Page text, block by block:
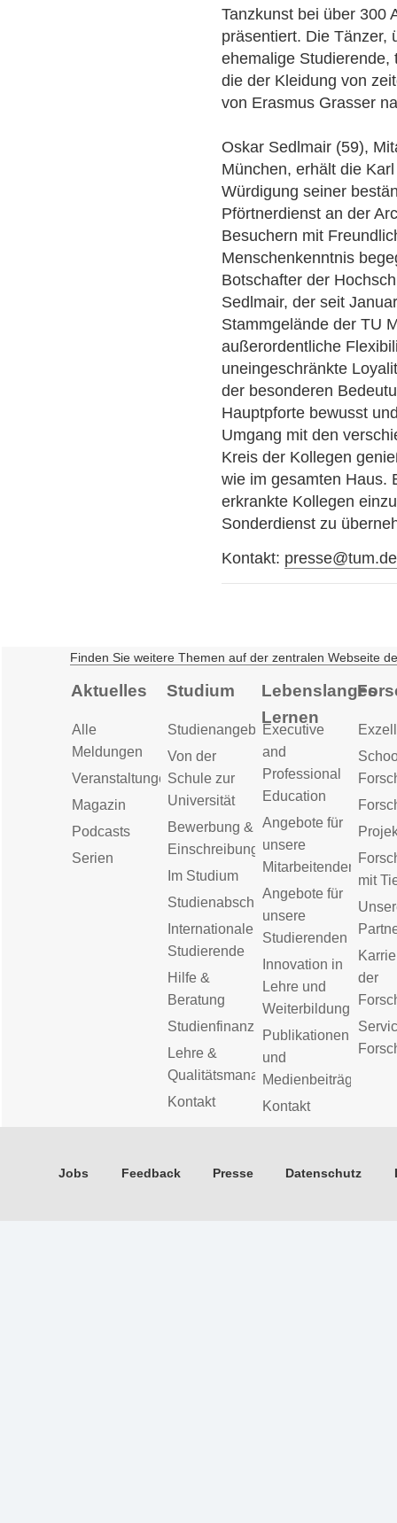
Tanzkunst bei über 300
präsentiert. Die Tänzer,
ehemalige
die der Kleidung von
von Erasmus Grasser
Oskar Sedlmair (59),
München, erhält die
Würdigung seiner
Pförtnerdienst an der
Besuchern mit
Menschenkenntnis
Botschafter der
Sedlmair, der seit
Stammgelände der TU
außerordentliche
uneingeschränkte
der besonderen
Hauptpforte bewusst
Umgang mit den
Kreis der Kollegen
wie im gesamten Haus.
erkrankte Kollegen
Sonderdienst zu
Kontakt: presse@tum.de
Finden Sie weitere Themen auf der zentralen Webseite
Aktuelles
Alle
Meldungen
Veranstaltungen
Magazin
Podcasts
Serien
Studium
Studienangebot
Von der
Schule zur
Universität
Bewerbung &
Einschreibung
Im Studium
Studienabschluss
Internationale
Studierende
Hilfe &
Beratung
Studienfinanzierung
Lehre &
Qualitätsmanagement
Kontakt
Lebenslanges
Lernen
Executive
and
Professional
Education
Angebote für
unsere
Mitarbeitenden
Angebote für
unsere
Studierenden
Innovation in
Lehre und
Weiterbildung
Publikationen
und
Medienbeiträge
Kontakt
mit
der
Jobs Feedback Presse Datenschutz